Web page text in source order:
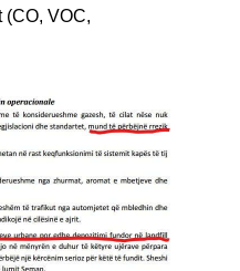
(CO, VOC,